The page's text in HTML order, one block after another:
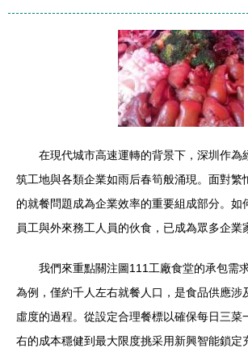
在現代城市高速運轉的背景下，深圳作為
筑工地與各類企業如雨后春筍般涌現。面對繁
的就餐問題成為企業效率的重要組成部分。如
員工與外來務工人員的伙食，已成為眾多企業
我們來重點關注圖111工廠食堂的承包需
為例，僅約千人左右就餐人口，是食品供應涉
虛度的過程。從設定合理餐標以確保每日三菜
右的成本穩健到最大限度挑采用新興智能鎖定